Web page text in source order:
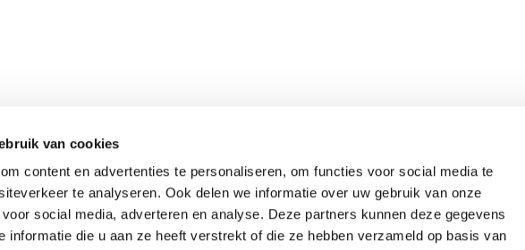
van cookies
content en advertenties te personaliseren, om functies voor social media te
te analyseren. Ook delen we informatie over uw gebruik van onze
social media, adverteren en analyse. Deze partners kunnen deze gegevens
informatie die u aan ze heeft verstrekt of die ze hebben verzameld op basis van